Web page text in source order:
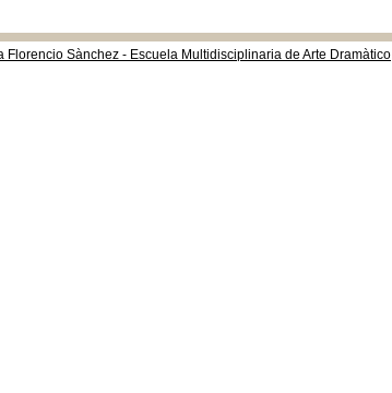
Florencio Sànchez - Escuela Multidisciplinaria de Arte Dramàtico